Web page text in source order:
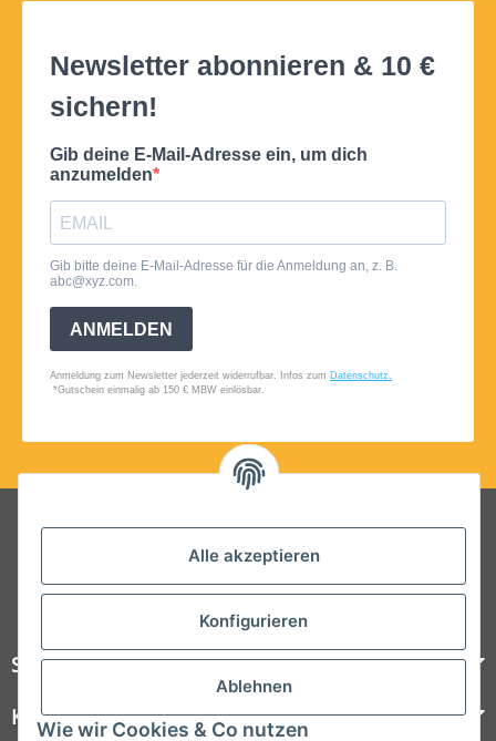
Alle akzeptieren
Konfigurieren
Ablehnen
Wie wir Cookies & Co nutzen
Folgt uns auf Social Media
Steelboxx
Kundenservice